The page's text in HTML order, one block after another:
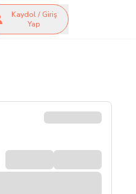
Kaydol / Giriş
Yap